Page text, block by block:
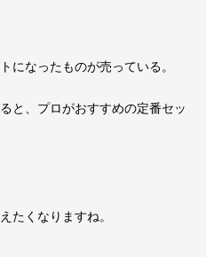
になったものが売っている。
と、プロがおすすめの定番セッ
たくなりますね。